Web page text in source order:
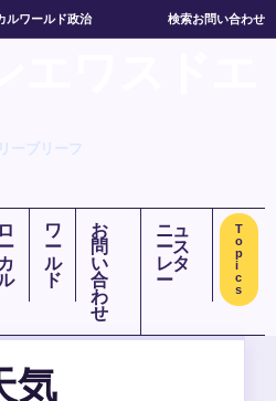
ルワールド政治 検索お問い合わせ
ーブリーフ
ロ
カ
ワ
ー
ル
ド
お
問
い
合
わ
せ
ニュ
ース
レタ
ー
T
o
p
i
c
s
気